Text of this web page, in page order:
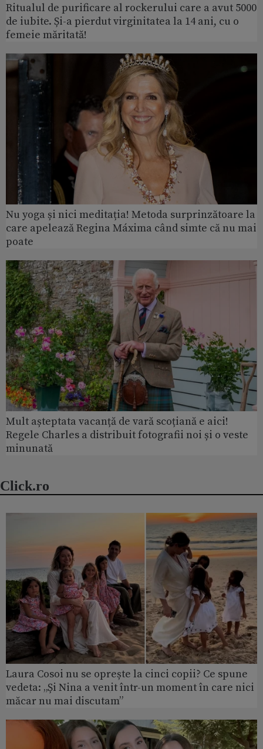
Ritualul de purificare al rockerului care a avut 5000
de iubite. Și-a pierdut virginitatea la 14 ani, cu o
femeie măritată!
Nu yoga și nici meditația! Metoda surprinzătoare la
care apelează Regina Máxima când simte că nu mai
poate
Mult așteptata vacanță de vară scoțiană e aici!
Regele Charles a distribuit fotografii noi și o veste
minunată
Click.ro
Laura Cosoi nu se oprește la cinci copii? Ce spune
vedeta: „Și Nina a venit într-un moment în care nici
măcar nu mai discutam”